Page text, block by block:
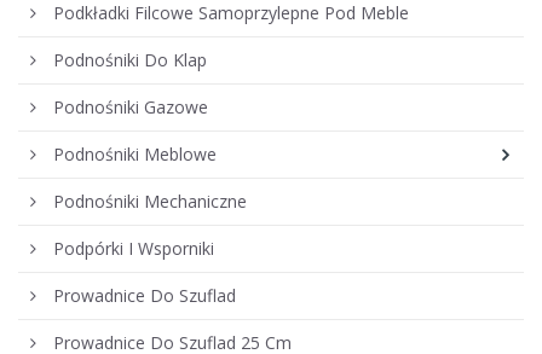
Podkładki Filcowe Samoprzylepne Pod Meble
Podnośniki Do Klap
Podnośniki Gazowe
Podnośniki Meblowe
Podnośniki Mechaniczne
Podpórki I Wsporniki
Prowadnice Do Szuflad
Prowadnice Do Szuflad 25 Cm